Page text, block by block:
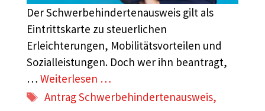
Der Schwerbehindertenausweis gilt als
Eintrittskarte zu steuerlichen
Erleichterungen, Mobilitätsvorteilen und
Sozialleistungen. Doch wer ihn beantragt,
… Weiterlesen …
Schlagwörter
Antrag Schwerbehindertenausweis,